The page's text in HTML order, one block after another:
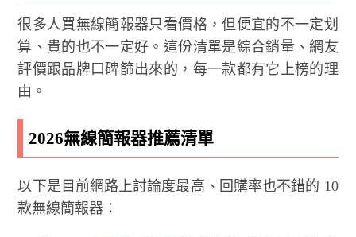
很多人買無線簡報器只看價格，但便宜的不一定划
算、貴的也不一定好。這份清單是綜合銷量、網友
評價跟品牌口碑篩出來的，每一款都有它上榜的理
由。
2026無線簡報器推薦清單
以下是目前網路上討論度最高、回購率也不錯的 10
款無線簡報器：